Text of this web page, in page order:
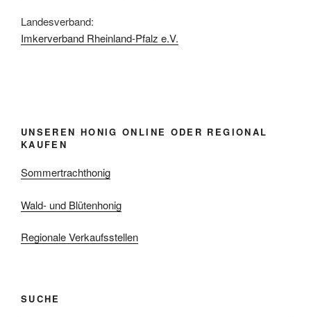
Landesverband:
Imkerverband Rheinland-Pfalz e.V.
UNSEREN HONIG ONLINE ODER REGIONAL
KAUFEN
Sommertrachthonig
Wald- und Blütenhonig
Regionale Verkaufsstellen
SUCHE